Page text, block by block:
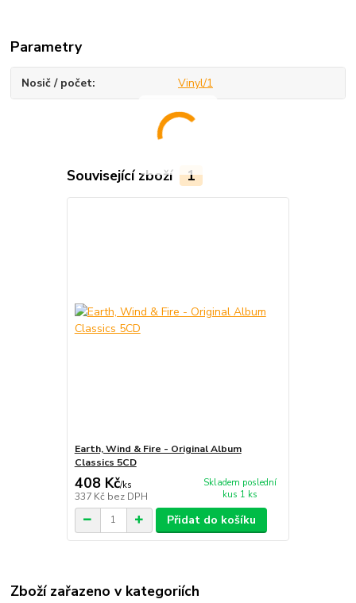
Parametry
Nosič / počet Vinyl/1
Související zboží 1
Earth, Wind & Fire - Original Album
Classics 5CD
408 Kč/ks
337 Kč bez DPH
Skladem poslední
kus 1 ks
Přidat do košíku
Zboží zařazeno v kategoriích